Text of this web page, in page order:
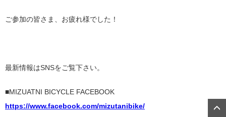
ご参加の皆さま、お疲れ様でした！
最新情報はSNSをご覧下さい。
■MIZUATNI BICYCLE FACEBOOK
https://www.facebook.com/mizutanibike/